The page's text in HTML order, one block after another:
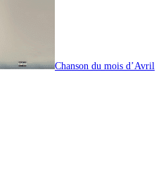
Chanson du mois d’Avril